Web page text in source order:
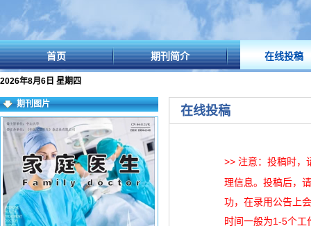
首页 期刊简介 在线投稿
2026年8月6日 星期四
期刊图片 在线投稿
>> 注意：投稿时，
理信息。投稿后，
功，在录用公告上
时间一般为1-5个工